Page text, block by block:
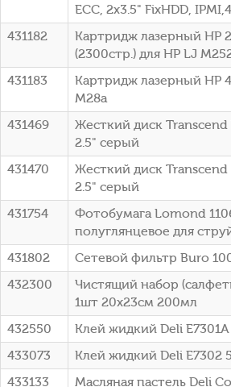
ECC, 2x3.5" FixHDD,
431182
Картридж лазерный HP
(2300стр.) для HP LJ
431183
Картридж лазерный HP
M28a
431469
Жесткий диск Transcend
2.5" серый
431470
Жесткий диск Transcend
2.5" серый
431754
Фотобумага Lomond
полуглянцевое для
431802
Сетевой фильтр Buro
432300
Чистящий набор
1шт 20x23см 200мл
432550
Клей жидкий Deli
433073
Клей жидкий Deli E7302
433133
Масляная пастель Deli